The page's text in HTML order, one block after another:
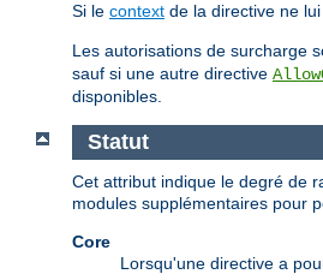
Si le context de la directive ne
Les autorisations de surcharge
sauf si une autre directive
disponibles.
Statut
Cet attribut indique le degré de
modules supplémentaires pour
Core
Lorsqu'une directive a